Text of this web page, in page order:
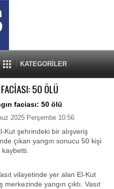
KATEGORİLER
50 ÖLÜ
faciası: 50 ölü
2025 Perşembe 10:56
Kut şehrindeki bir alışveriş
çıkan yangın sonucu 50 kişi
kaybetti.
vilayetinde yer alan El-Kut
yangın çıktı. Vasıt